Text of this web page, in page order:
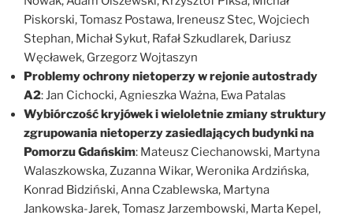
Piskorski, Tomasz Postawa, Ireneusz Stec, Wojciech
Stephan, Michał Sykut, Rafał Szkudlarek, Dariusz
Węcławek, Grzegorz Wojtaszyn
Problemy ochrony nietoperzy w rejonie autostrady
A2: Jan Cichocki, Agnieszka Ważna, Ewa Patalas
Wybiórczość kryjówek i wieloletnie zmiany struktury
zgrupowania nietoperzy zasiedlających budynki na
Pomorzu Gdańskim: Mateusz Ciechanowski, Martyna
Walaszkowska, Zuzanna Wikar, Weronika Ardzińska,
Konrad Bidziński, Anna Czablewska, Martyna
Jankowska-Jarek, Tomasz Jarzembowski, Marta Kepel,